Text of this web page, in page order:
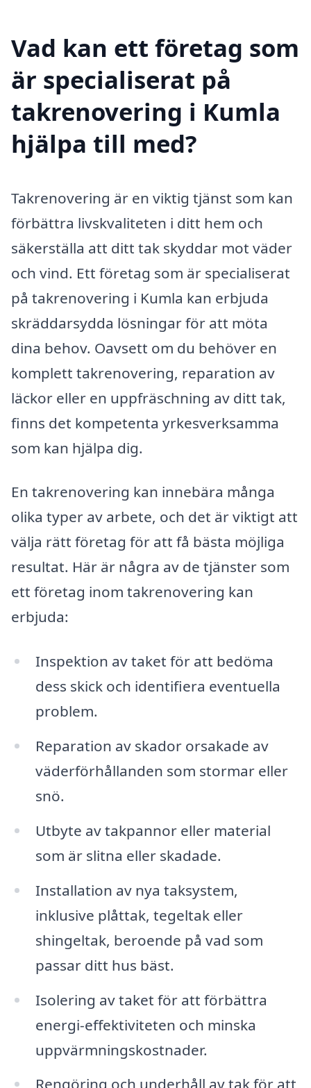
Vad kan ett företag som
är specialiserat på
takrenovering i Kumla
hjälpa till med?
Takrenovering är en viktig tjänst som kan
förbättra livskvaliteten i ditt hem och
säkerställa att ditt tak skyddar mot väder
och vind. Ett företag som är specialiserat
på takrenovering i Kumla kan erbjuda
skräddarsydda lösningar för att möta
dina behov. Oavsett om du behöver en
komplett takrenovering, reparation av
läckor eller en uppfräschning av ditt tak,
finns det kompetenta yrkesverksamma
som kan hjälpa dig.
En takrenovering kan innebära många
olika typer av arbete, och det är viktigt att
välja rätt företag för att få bästa möjliga
resultat. Här är några av de tjänster som
ett företag inom takrenovering kan
erbjuda:
Inspektion av taket för att bedöma
dess skick och identifiera eventuella
problem.
Reparation av skador orsakade av
väderförhållanden som stormar eller
snö.
Utbyte av takpannor eller material
som är slitna eller skadade.
Installation av nya taksystem,
inklusive plåttak, tegeltak eller
shingeltak, beroende på vad som
passar ditt hus bäst.
Isolering av taket för att förbättra
energi-effektiviteten och minska
uppvärmningskostnader.